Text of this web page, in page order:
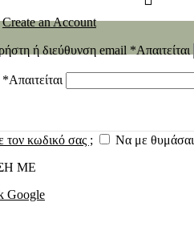
Create an Account
ή διεύθυνση email *Απαιτείται
*Απαιτείται
τον κωδικό σας ;
Να με θυμάσαι
ΜΕ
Google